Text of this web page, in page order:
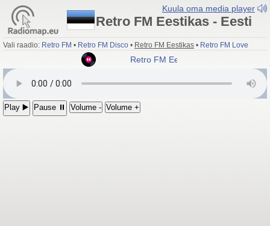
Kuula oma media player
Retro FM Eestikas - Eesti
Vali raadio: Retro FM • Retro FM Disco • Retro FM Eestikas • Retro FM Love
Retro FM Eestikas
Play ▶️ Pause ⏸ Volume - Volume +